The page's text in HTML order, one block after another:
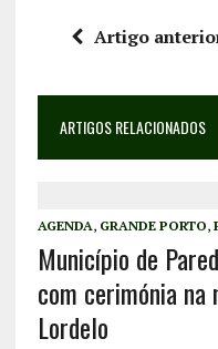
Artigo
ARTIGOS RELACIONADOS
AGENDA, GRANDE PORTO,
Município de
com cerimónia na
Lordelo